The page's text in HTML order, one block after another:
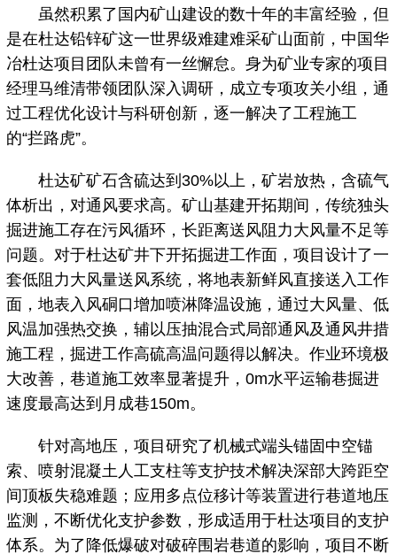
虽然积累了国内矿山建设的数十年的丰富经验，但
是在杜达铅锌矿这一世界级难建难采矿山面前，中国华
冶杜达项目团队未曾有一丝懈怠。身为矿业专家的项目
经理马维清带领团队深入调研，成立专项攻关小组，通
过工程优化设计与科研创新，逐一解决了工程施工
的“拦路虎”。
杜达矿矿石含硫达到30%以上，矿岩放热，含硫气
体析出，对通风要求高。矿山基建开拓期间，传统独头
掘进施工存在污风循环，长距离送风阻力大风量不足等
问题。对于杜达矿井下开拓掘进工作面，项目设计了一
套低阻力大风量送风系统，将地表新鲜风直接送入工作
面，地表入风硐口增加喷淋降温设施，通过大风量、低
风温加强热交换，辅以压抽混合式局部通风及通风井措
施工程，掘进工作高硫高温问题得以解决。作业环境极
大改善，巷道施工效率显著提升，0m水平运输巷掘进
速度最高达到月成巷150m。
针对高地压，项目研究了机械式端头锚固中空锚
索、喷射混凝土人工支柱等支护技术解决深部大跨距空
间顶板失稳难题；应用多点位移计等装置进行巷道地压
监测，不断优化支护参数，形成适用于杜达项目的支护
体系。为了降低爆破对破碎围岩巷道的影响，项目不断